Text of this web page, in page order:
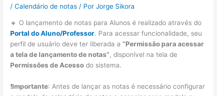
/Calendário de notas / PorJorge Sikora
🔸 O lançamento de notas para Alunos é realizado através do
Portal do Aluno/Professor. Para acessar funcionalidade, seu
perfil de usuário deve ter liberada a“Permissão para acessar
a tela de lançamento de notas”, disponível na tela de
Permissões de Acesso do sistema.
❗Importante: Antes de lançar as notas é necessário configurar